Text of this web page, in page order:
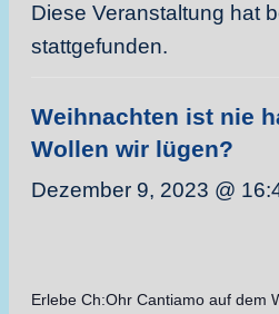
Diese Veranstaltung hat
stattgefunden.
Weihnachten ist nie
Wollen wir lügen?
Dezember 9, 2023 @
Erlebe Ch:Ohr Cantiamo auf dem